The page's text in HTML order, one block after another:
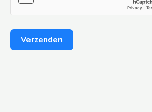
Verzenden